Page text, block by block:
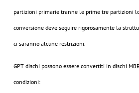
partizioni primarie tranne le prime tre partizioni
conversione deve seguire rigorosamente la
ci saranno alcune restrizioni.
GPT dischi possono essere convertiti in dischi
condizioni: